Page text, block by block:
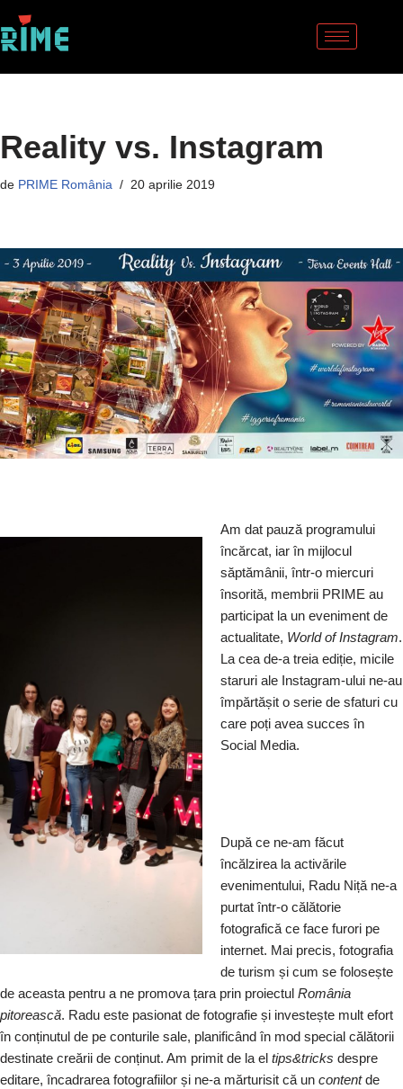
Sari
Reality vs. Instagram
de PRIME România 20 aprilie 2019
Am dat pauză programului
încărcat, iar în mijlocul
săptămânii, într-o miercuri
însorită, membrii PRIME au
participat la un eveniment de
actualitate, World of Instagram.
La cea de-a treia ediție, micile
staruri ale Instagram-ului ne-au
împărtășit o serie de sfaturi cu
care poți avea succes în
Social Media.
După ce ne-am făcut
încălzirea la activările
evenimentului, Radu Niță ne-a
purtat într-o călătorie
fotografică ce face furori pe
internet. Mai precis, fotografia
de turism și cum se folosește
de aceasta pentru a ne promova țara prin proiectul România
pitorească. Radu este pasionat de fotografie și investește mult efort
în conținutul de pe conturile sale, planificând în mod special călătorii
destinate creării de conținut. Am primit de la el tips&tricks despre
editare, încadrarea fotografiilor și ne-a mărturisit că un contentde